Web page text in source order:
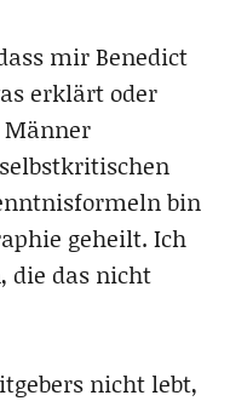
mir Benedict
erklärt oder
Männer
bin
geheilt. Ich
die das nicht
nicht lebt,